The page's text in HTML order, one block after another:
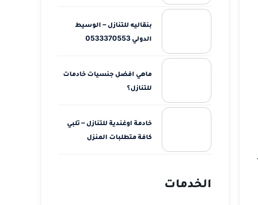
بنقاليه للتنازل – الوسيط
الدولي 0533370553
ماهي افضل جنسيات خادمات
للتنازل؟
خادمة اوغندية للتنازل – تلبي
كافة متطلبات المنزل
الخدمات